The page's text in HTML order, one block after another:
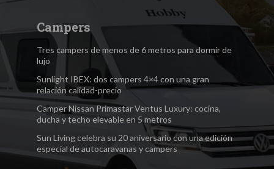
Campers
Tres campers de menos de 6 metros para dormir de
lujo
Sunlight IBEX: dos campers 4×4 con una gran
relación calidad-precio
Camper Nissan Primastar Ventus Luxury: cocina,
ducha y techo elevable en 5 metros
Sun Living celebra su 20 aniversario con una edición
especial de autocaravanas y campers